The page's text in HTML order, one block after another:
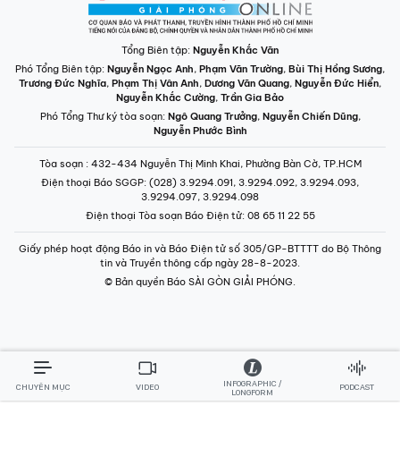
Tổng Biên tập: Nguyễn Khắc Văn
Phó Tổng Biên tập: Nguyễn Ngọc Anh, Phạm Văn Trường, Bùi Thị Hồng Sương,
Trương Đức Nghĩa, Phạm Thị Vân Anh, Dương Văn Quang, Nguyễn Đức Hiển,
Nguyễn Khắc Cường, Trần Gia Bảo
Phó Tổng Thư ký tòa soạn: Ngô Quang Trưởng, Nguyễn Chiến Dũng,
Nguyễn Phước Bình
Tòa soạn : 432-434 Nguyễn Thị Minh Khai, Phường Bàn Cờ, TP.HCM
Điện thoại Báo SGGP: (028) 3.9294.091, 3.9294.092, 3.9294.093,
3.9294.097, 3.9294.098
Điện thoại Tòa soạn Báo Điện tử: 08 65 11 22 55
Giấy phép hoạt động Báo in và Báo Điện tử số 305/GP-BTTTT do Bộ Thông
tin và Truyền thông cấp ngày 28-8-2023.
© Bản quyền Báo SÀI GÒN GIẢI PHÓNG.
CHUYÊN MỤC VIDEO
INFOGRAPHIC /
LONGFORM
PODCAST